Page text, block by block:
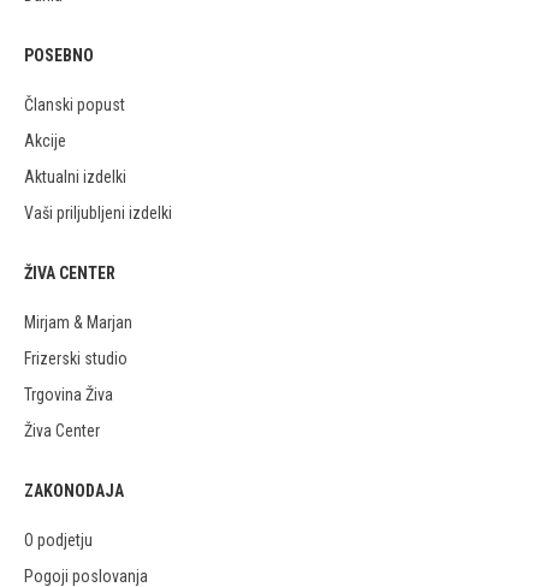
POSEBNO
Članski popust
Akcije
Aktualni izdelki
Vaši priljubljeni izdelki
ŽIVA CENTER
Mirjam & Marjan
Frizerski studio
Trgovina Živa
Živa Center
ZAKONODAJA
O podjetju
Pogoji poslovanja